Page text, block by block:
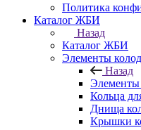
Политика
Каталог ЖБИ
Назад
Каталог ЖБИ
Элементы
Назад
Элементы
Кольца
Днища
Крышки